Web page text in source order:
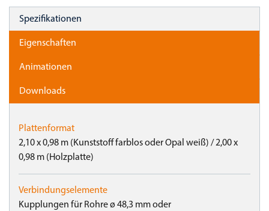
Spezifikationen
Eigenschaften
Animationen
Downloads
Plattenformat
2,10 x 0,98 m (Kunststoff farblos oder Opal weiß) / 2,00 x
0,98 m (Holzplatte)
Verbindungselemente
Kupplungen für Rohre ø 48,3 mm oder